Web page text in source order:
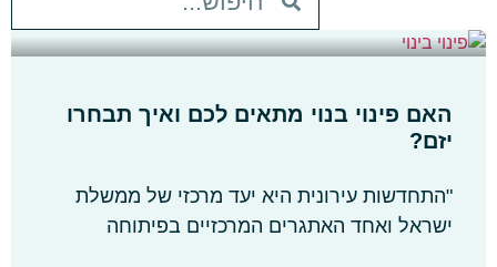
האם פינוי בנוי מתאים לכם ואיך תבחרו
יזם?
"התחדשות עירונית היא יעד מרכזי של ממשלת
ישראל ואחד האתגרים המרכזיים בפיתוחה